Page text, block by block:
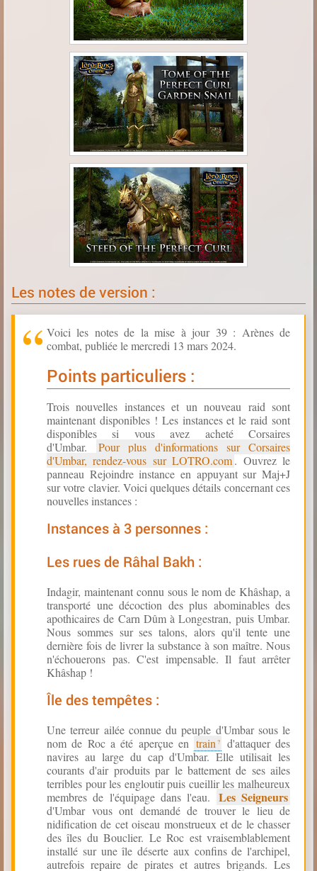
Les notes de version :
Voici les notes de la mise à jour 39 : Arènes de
combat, publiée le mercredi 13 mars 2024.
Points particuliers :
Trois nouvelles instances et un nouveau raid sont
maintenant disponibles ! Les instances et le raid sont
disponibles si vous avez acheté Corsaires
d'Umbar.
Pour plus d'informations sur Corsaires
d'Umbar, rendez-vous sur LOTRO.com. Ouvrez le
panneau Rejoindre instance en appuyant sur Maj+J
sur votre clavier. Voici quelques détails concernant ces
nouvelles instances :
Instances à 3 personnes :
Les rues de Râhal Bakh :
Indagir, maintenant connu sous le nom de Khâshap, a
transporté une décoction des plus abominables des
apothicaires de Carn Dûm à Longestran, puis Umbar.
Nous sommes sur ses talons, alors qu'il tente une
dernière fois de livrer la substance à son maître. Nous
n'échouerons pas. C'est impensable. Il faut arrêter
Khâshap !
Île des tempêtes :
Une terreur ailée connue du peuple d'Umbar sous le
nom de Roc a été aperçue en train
d'attaquer des
navires au large du cap d'Umbar. Elle utilisait les
courants d'air produits par le battement de ses ailes
terribles pour les engloutir puis cueillir les malheureux
membres de l'équipage dans l'eau.
Les Seigneurs
d'Umbar vous ont demandé de trouver le lieu de
nidification de cet oiseau monstrueux et de le chasser
des îles du Bouclier. Le Roc est vraisemblablement
installé sur une île déserte aux confins de l'archipel,
autrefois repaire de pirates et autres brigands. Les